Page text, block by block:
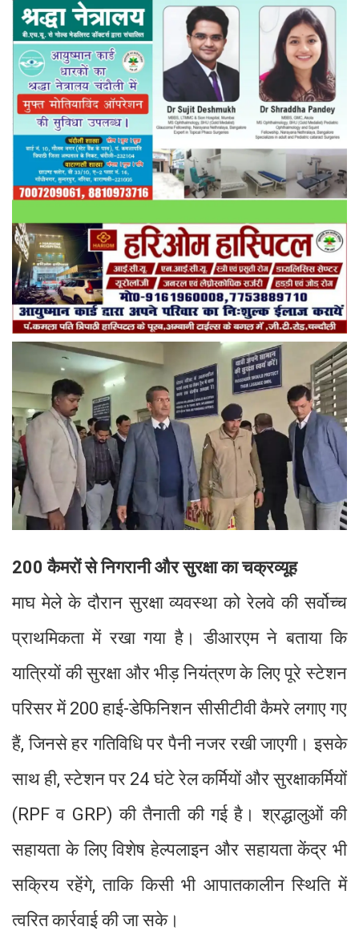
200 कैमरों से निगरानी और सुरक्षा का चक्रव्यूह
माघ मेले के दौरान सुरक्षा व्यवस्था को रेलवे की सर्वोच्च
प्राथमिकता में रखा गया है। डीआरएम ने बताया कि
यात्रियों की सुरक्षा और भीड़ नियंत्रण के लिए पूरे स्टेशन
परिसर में 200 हाई-डेफिनिशन सीसीटीवी कैमरे लगाए गए
हैं, जिनसे हर गतिविधि पर पैनी नजर रखी जाएगी। इसके
साथ ही, स्टेशन पर 24 घंटे रेल कर्मियों और सुरक्षाकर्मियों
(RPF व GRP) की तैनाती की गई है। श्रद्धालुओं की
सहायता के लिए विशेष हेल्पलाइन और सहायता केंद्र भी
सक्रिय रहेंगे, ताकि किसी भी आपातकालीन स्थिति में
त्वरित कार्रवाई की जा सके।